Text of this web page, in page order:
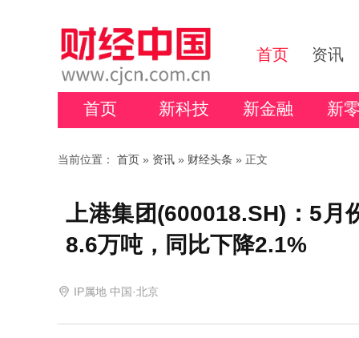
首页 资讯
首页 新科技 新金融 新
当前位置： 首页 » 资讯 » 财经头条 » 正文
上港集团(600018.SH)：5月
8.6万吨，同比下降2.1%
IP属地 中国·北京